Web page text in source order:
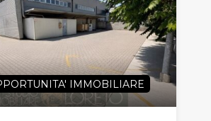
IMMOBILIARE